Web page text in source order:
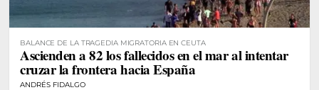
BALANCE DE LA TRAGEDIA MIGRATORIA EN CEUTA
Ascienden a 82 los fallecidos en el mar al intentar
cruzar la frontera hacia España
ANDRÉS FIDALGO